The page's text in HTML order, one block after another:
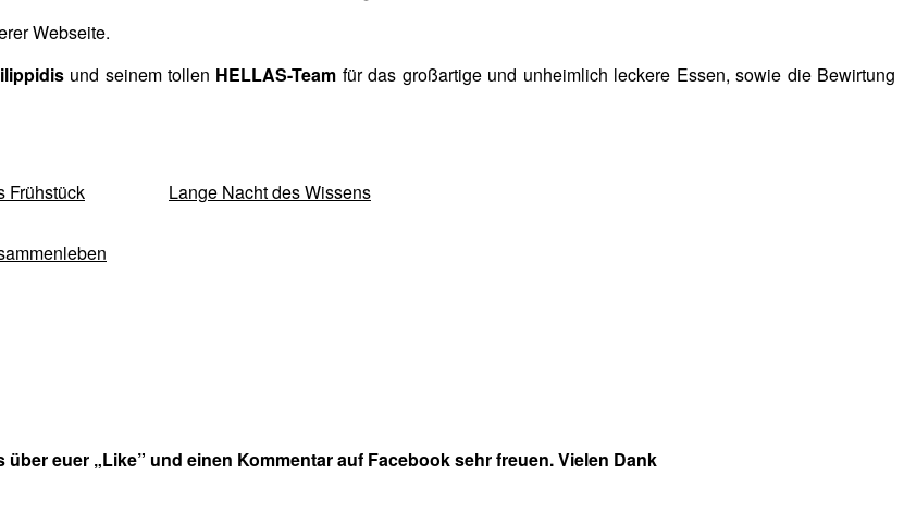
Webseite.
und seinem tollen HELLAS-Team für das großartige und unheimlich leckere Essen, sowie die Bewirtung
Frühstück Lange Nacht des Wissens
euer „Like” und einen Kommentar auf Facebook sehr freuen. Vielen Dank